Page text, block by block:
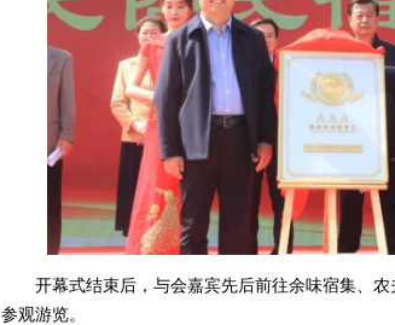
开幕式结束后，与会嘉宾先后前往余味宿集、农
参观游览。